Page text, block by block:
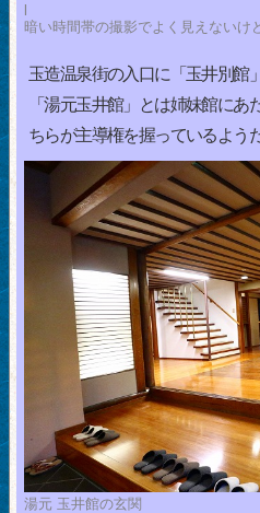
l
暗い時間帯の撮影でよく見えないけ
玉造温泉街の入口に「玉井別館
「湯元玉井館」とは姉妹館に
ちらが主導権を握っているよう
湯元 玉井館の玄関